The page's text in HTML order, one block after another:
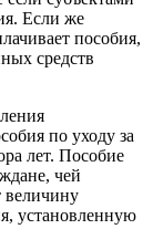
Если же
пособия,
средств
по уходу за
лет. Пособие
чей
величину
установленную